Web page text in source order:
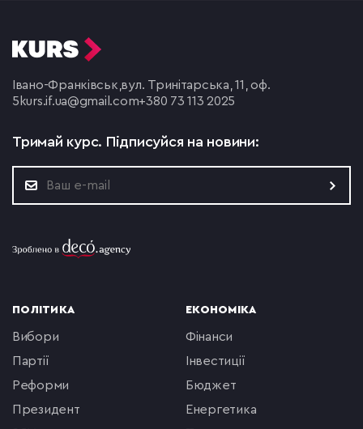
Івано-Франківськ,вул. Тринітарська, 11, оф.
5 kurs.if.ua@gmail.com+380 73 113 2025
Тримай курс. Підписуйся на новини:
ПОЛІТИКА
вибори
партії
реформи
президент
ЕКОНОМІКА
фінанси
інвестиції
бюджет
енергетика